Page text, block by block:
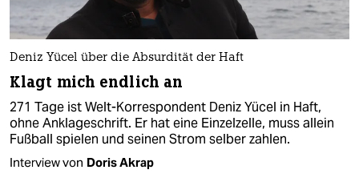
Deniz Yücel über die Absurdität der Haft
Klagt mich endlich an
271 Tage ist Welt-Korrespondent Deniz Yücel in Haft,
ohne Anklageschrift. Er hat eine Einzelzelle, muss allein
Fußball spielen und seinen Strom selber zahlen.
Interview von Doris Akrap